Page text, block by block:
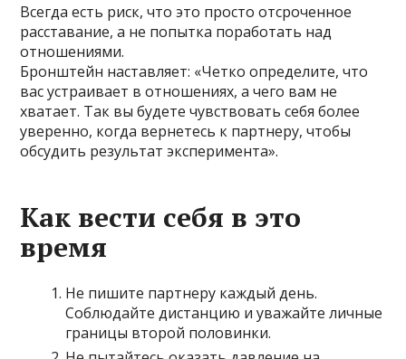
Всегда есть риск, что это просто отсроченное
расставание, а не попытка поработать над
отношениями.
Бронштейн наставляет: «Четко определите, что
вас устраивает в отношениях, а чего вам не
хватает. Так вы будете чувствовать себя более
уверенно, когда вернетесь к партнеру, чтобы
обсудить результат эксперимента».
Как вести себя в это
время
Не пишите партнеру каждый день.
Соблюдайте дистанцию и уважайте личные
границы второй половинки.